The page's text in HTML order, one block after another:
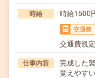
時給 時給1500
交通費
交通費規
仕事内容
完成した
覚えやす